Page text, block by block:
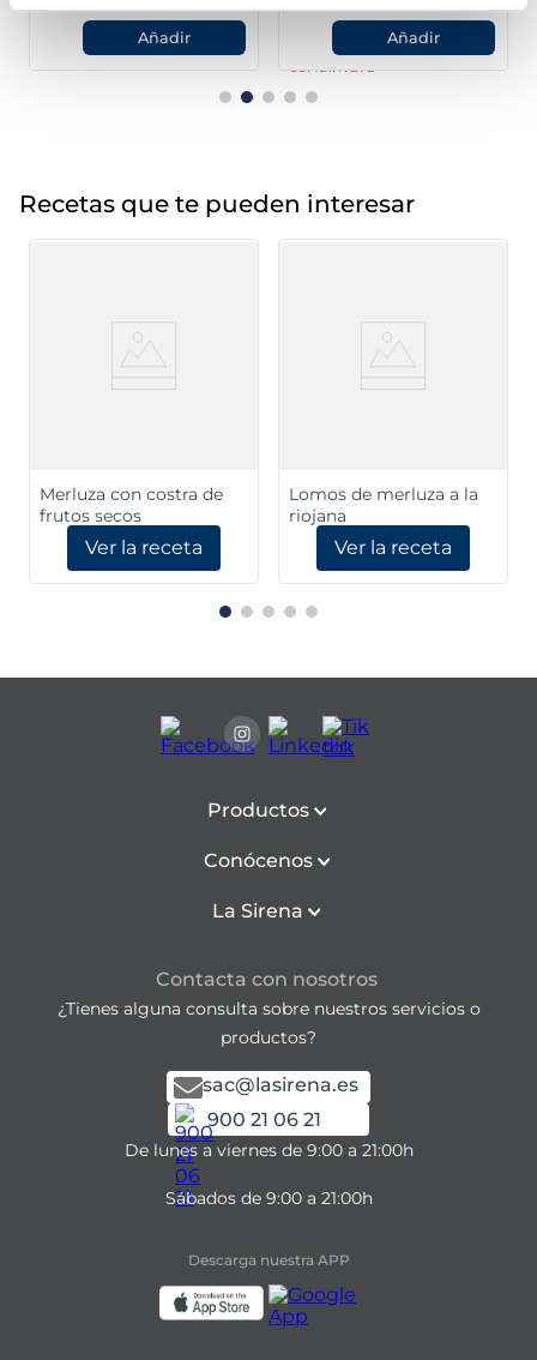
Añadir
COMBINABLE
Añadir
Recetas que te pueden interesar
Merluza con costra de
frutos secos
Ver la receta
Lomos de merluza a la
riojana
Ver la receta
Productos
Conócenos
La Sirena
Contacta con nosotros
¿Tienes alguna consulta sobre nuestros servicios o
productos?
sac@lasirena.es
900 21 06 21
De lunes a viernes de 9:00 a 21:00h
Sábados de 9:00 a 21:00h
Descarga nuestra APP